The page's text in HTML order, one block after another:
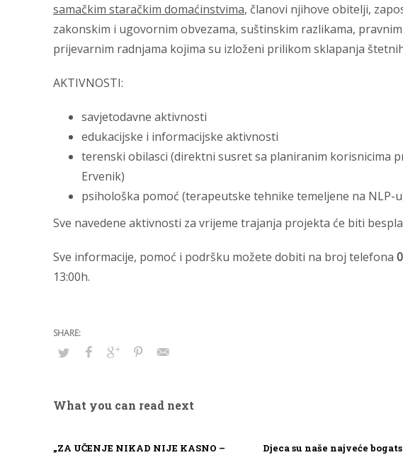
samačkim staračkim domaćinstvima, članovi njihove obitelji,
zakonskim i ugovornim obvezama, suštinskim razlikama,
prijevarnim radnjama kojima su izloženi prilikom sklapanja
AKTIVNOSTI:
savjetodavne aktivnosti
edukacijske i informacijske aktivnosti
terenski obilasci (direktni susret sa planiranim korisnicima
Ervenik)
psihološka pomoć (terapeutske tehnike temeljene na NLP-
Sve navedene aktivnosti za vrijeme trajanja projekta će biti
Sve informacije, pomoć i podršku možete dobiti na broj telefona
13:00h.
What you can read next
„ZA UČENJE NIKAD NIJE KASNO –
Djeca su naše najveće